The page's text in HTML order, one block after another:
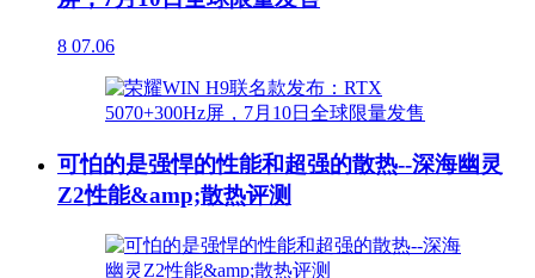
8 07.06
可怕的是强悍的性能和超强的散热--深海幽灵
Z2性能&amp;散热评测